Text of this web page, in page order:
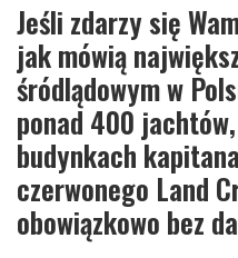
Jeśli zdarzy się
jak mówią
śródlądowym w
ponad 400
budynkach
czerwonego Land
obowiązkowo bez